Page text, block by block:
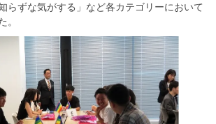
らずな気がする」など各カテゴリーにおいて
。